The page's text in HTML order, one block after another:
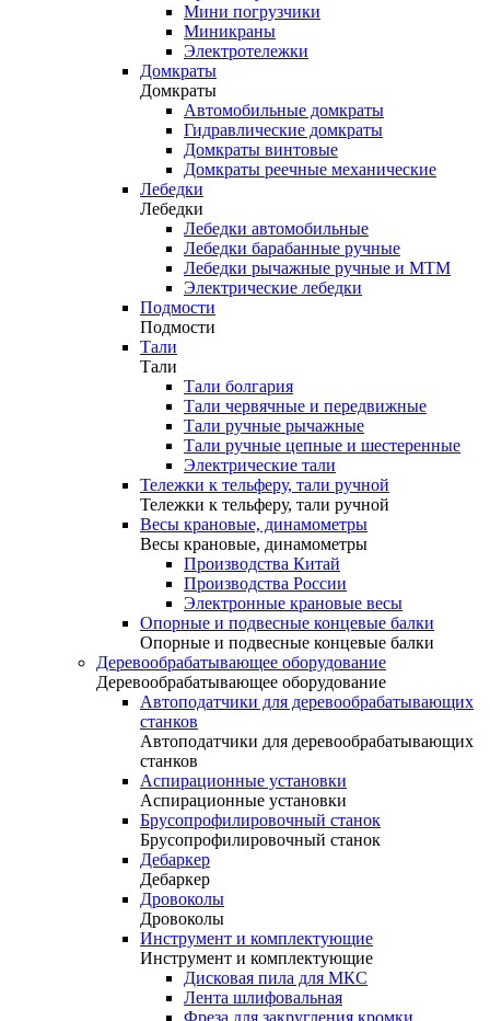
Мини погрузчики
Миникраны
Электротележки
Домкраты
Домкраты
Автомобильные домкраты
Гидравлические домкраты
Домкраты винтовые
Домкраты реечные механические
Лебедки
Лебедки
Лебедки автомобильные
Лебедки барабанные ручные
Лебедки рычажные ручные и МТМ
Электрические лебедки
Подмости
Подмости
Тали
Тали
Тали болгария
Тали червячные и передвижные
Тали ручные рычажные
Тали ручные цепные и шестеренные
Электрические тали
Тележки к тельферу, тали ручной
Тележки к тельферу, тали ручной
Весы крановые, динамометры
Весы крановые, динамометры
Производства Китай
Производства России
Электронные крановые весы
Опорные и подвесные концевые балки
Опорные и подвесные концевые балки
Деревообрабатывающее оборудование
Деревообрабатывающее оборудование
Автоподатчики для деревообрабатывающих
станков
Автоподатчики для деревообрабатывающих
станков
Аспирационные установки
Аспирационные установки
Брусопрофилировочный станок
Брусопрофилировочный станок
Дебаркер
Дебаркер
Дровоколы
Дровоколы
Инструмент и комплектующие
Инструмент и комплектующие
Дисковая пила для МКС
Лента шлифовальная
Фреза для закругления кромки